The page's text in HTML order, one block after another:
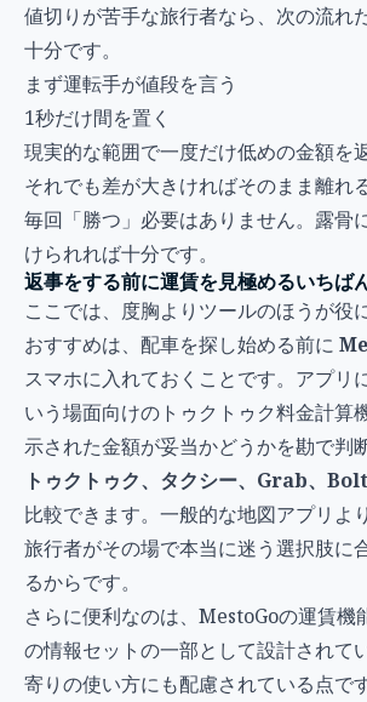
値切りが苦手な旅行者なら、次の流れ
十分です。
まず運転手が値段を言う
1秒だけ間を置く
現実的な範囲で一度だけ低めの金額を
それでも差が大きければそのまま離れ
毎回「勝つ」必要はありません。露骨
けられれば十分です。
返事をする前に運賃を見極めるいちば
ここでは、度胸よりツールのほうが役
おすすめは、配車を探し始める前に
スマホに入れておくことです。アプリ
いう場面向けのトゥクトゥク料金計算
示された金額が妥当かどうかを勘で判
トゥクトゥク、タクシー、Grab、Bolt
比較できます。一般的な地図アプリよ
旅行者がその場で本当に迷う選択肢に
るからです。
さらに便利なのは、MestoGoの運賃機
の情報セットの一部として設計されて
寄りの使い方にも配慮されている点で